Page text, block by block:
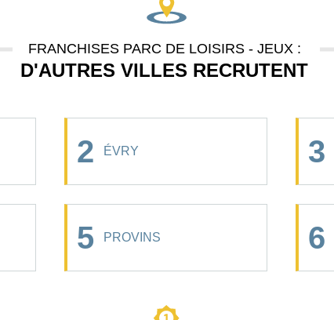
FRANCHISES PARC DE LOISIRS - JEUX :
D'AUTRES VILLES RECRUTENT
2 ÉVRY 3
5 PROVINS 6